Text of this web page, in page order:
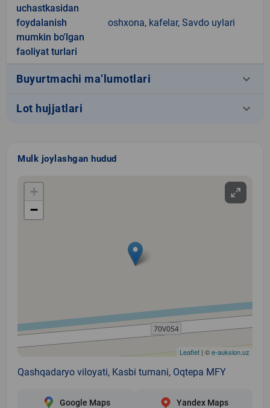
uchastkasidan
foydalanish
mumkin bo'lgan
faoliyat turlari
oshxona, kafelar, Savdo uylari
Buyurtmachi ma’lumotlari keyboard_arrow_down
Lot hujjatlari keyboard_arrow_down
Mulk joylashgan hudud
+
−
Leaflet | ©e-auksion.uz
Qashqadaryo viloyati, Kasbi tumani, Oqtepa MFY
Google Maps Yandex Maps